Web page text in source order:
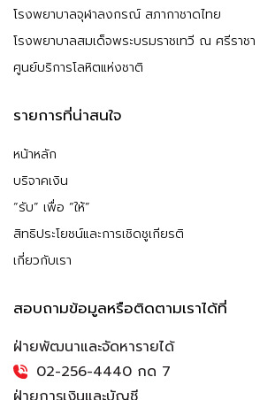
โรงพยาบาลจุฬาลงกรณ์ สภากาชาดไทย
โรงพยาบาลสมเด็จพระบรมราชเทวี ณ ศรีราชา
ศูนย์บริการโลหิตแห่งชาติ
รายการที่น่าสนใจ
หน้าหลัก
บริจาคเงิน
“รับ” เพื่อ “ให้”
สิทธิประโยชน์และการเชิดชูเกียรติ
เกี่ยวกับเรา
สอบถามข้อมูลหรือติดตามเราได้ที่
ฝ่ายพัฒนาและจัดหารายได้
02-256-4440 กด 7